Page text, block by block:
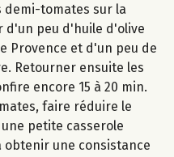
demi-tomates sur la
d'un peu d'huile d'olive
Provence et d'un peu de
Retourner ensuite les
encore 15 à 20 min.
faire réduire le
petite casserole
obtenir une consistance